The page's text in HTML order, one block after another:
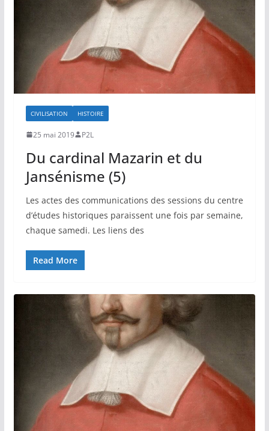
CIVILISATION HISTOIRE
25 mai 2019 P2L
Du cardinal Mazarin et du
Jansénisme (5)
Les actes des communications des sessions du centre
d’études historiques paraissent une fois par semaine,
chaque samedi. Les liens des
Read More